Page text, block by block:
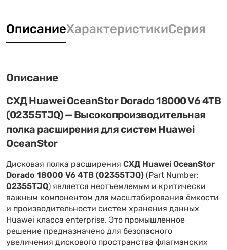
ОписаниеХарактеристикиСерия
Описание
СХД Huawei OceanStor Dorado 18000 V6 4TB
(02355TJQ) — Высокопроизводительная
полка расширения для систем Huawei
OceanStor
Дисковая полка расширения СХД Huawei OceanStor
Dorado 18000 V6 4TB (02355TJQ) (Part Number:
02355TJQ) является неотъемлемым и критически
важным компонентом для масштабирования ёмкости
и производительности систем хранения данных
Huawei класса enterprise. Это промышленное
решение предназначено для безопасного
увеличения дискового пространства флагманских